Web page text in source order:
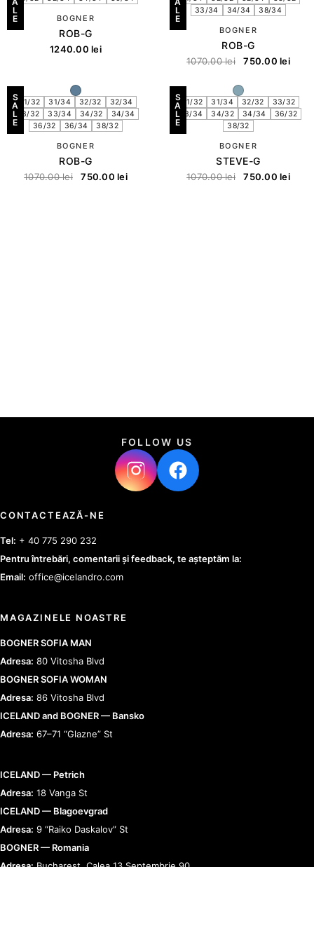
L
E
BOGNER
ROB-G
1240.00lei
L
E
33/34
34/34 38/34
BOGNER
ROB-G
1070.00lei 750.00lei
S
A
L
E
31/32 31/34 32/32
32/34
33/32
33/34 34/32
34/34
36/32
36/34 38/32
BOGNER
ROB-G
1070.00lei 750.00lei
S
A
L
E
31/32 31/34 32/32
33/32
33/34
34/32 34/34
36/32
38/32
BOGNER
STEVE-G
1070.00lei 750.00lei
FOLLOW US
CONTACTEAZĂ-NE
Tel: + 40 775 290 232
Pentru întrebări, comentarii și feedback, te așteptăm la:
Email: office@icelandro.com
MAGAZINELE NOASTRE
BOGNER SOFIA MAN
Adresa: 80 Vitosha Blvd
BOGNER SOFIA WOMAN
Adresa: 86 Vitosha Blvd
ICELAND and BOGNER — Bansko
Adresa: 67–71 “Glazne” St
ICELAND — Petrich
Adresa: 18 Vanga St
ICELAND — Blagoevgrad
Adresa: 9 “Raiko Daskalov” St
BOGNER — Romania
Adresa:Bucharest, Calea 13 Septembrie 90